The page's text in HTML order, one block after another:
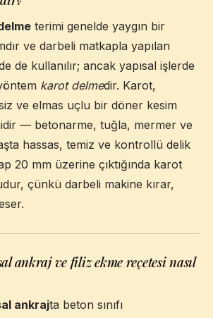
terimi genelde yaygın bir
ve darbeli matkapla yapılan
de kullanılır; ancak yapısal işlerde
karot delmedir. Karot,
ve elmas uçlu bir döner kesim
— betonarme, tuğla, mermer ve
hassas, temiz ve kontrollü delik
20 mm üzerine çıktığında karot
çünkü darbeli makine kırar,
ankraj ve filiz ekme reçetesi nasıl
ankrajta beton sınıfı